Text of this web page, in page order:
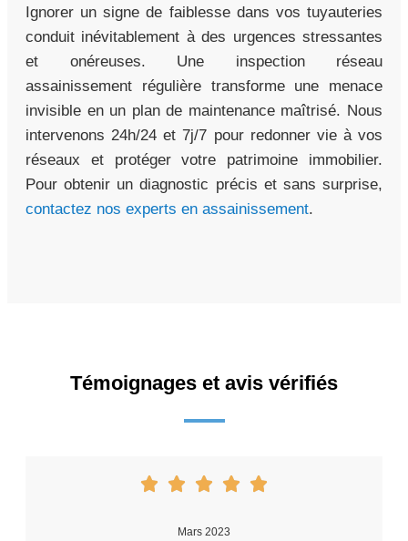
Ignorer un signe de faiblesse dans vos tuyauteries
conduit inévitablement à des urgences stressantes
et onéreuses. Une inspection réseau
assainissement régulière transforme une menace
invisible en un plan de maintenance maîtrisé. Nous
intervenons 24h/24 et 7j/7 pour redonner vie à vos
réseaux et protéger votre patrimoine immobilier.
Pour obtenir un diagnostic précis et sans surprise,
contactez nos experts en assainissement.
Témoignages et avis vérifiés
Mars 2023